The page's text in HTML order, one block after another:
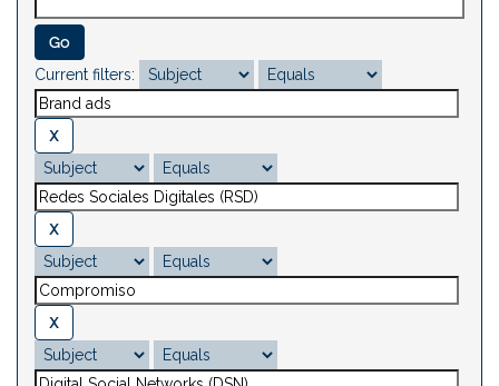
Current filters: